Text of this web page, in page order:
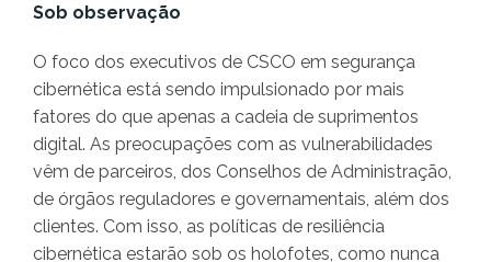
Sob observação
O foco dos executivos de CSCO em segurança
cibernética está sendo impulsionado por mais
fatores do que apenas a cadeia de suprimentos
digital. As preocupações com as vulnerabilidades
vêm de parceiros, dos Conselhos de Administração,
de órgãos reguladores e governamentais, além dos
clientes. Com isso, as políticas de resiliência
cibernética estarão sob os holofotes, como nunca